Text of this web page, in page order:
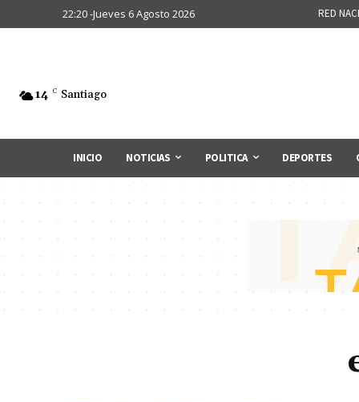
22:20 -Jueves 6 Agosto 2026 RED
14 C Santiago
INICIO NOTICIAS POLITICA DEPORTES